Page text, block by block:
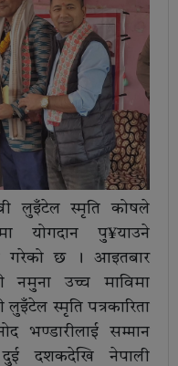
लुइँटेल स्मृति कोषले
योगदान पु¥याउने
गरेको छ । आइतबार
नमुना उच्च माविमा
स्मृति पत्रकारिता
भण्डारीलाई सम्मान
दशकदेखि नेपाली